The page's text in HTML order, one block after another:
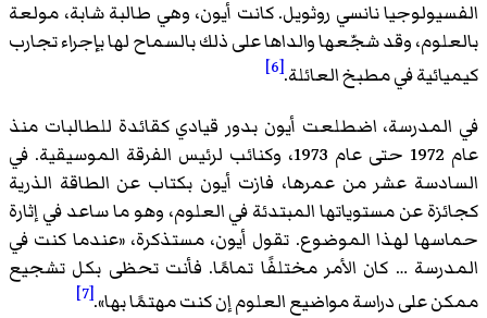
الفسيولوجيا نانسي روثويل. كانت أيون، وهي طالبة شابة، مولعة
بالعلوم، وقد شجّعها والداها على ذلك بالسماح لها بإجراء تجارب
كيميائية في مطبخ العائلة.[6]
في المدرسة، اضطلعت أيون بدور قيادي كقائدة للطالبات منذ
عام 1972 حتى عام 1973، وكنائب لرئيس الفرقة الموسيقية. في
السادسة عشر من عمرها، فازت أيون بكتاب عن الطاقة الذرية
كجائزة عن مستوياتها المبتدئة في العلوم، وهو ما ساعد في إثارة
حماسها لهذا الموضوع. تقول أيون، مستذكرة، «عندما كنت في
المدرسة … كان الأمر مختلفًا تمامًا. فأنت تحظى بكل تشجيع
ممكن على دراسة مواضيع العلوم إن كنت مهتمًا بها».[7]